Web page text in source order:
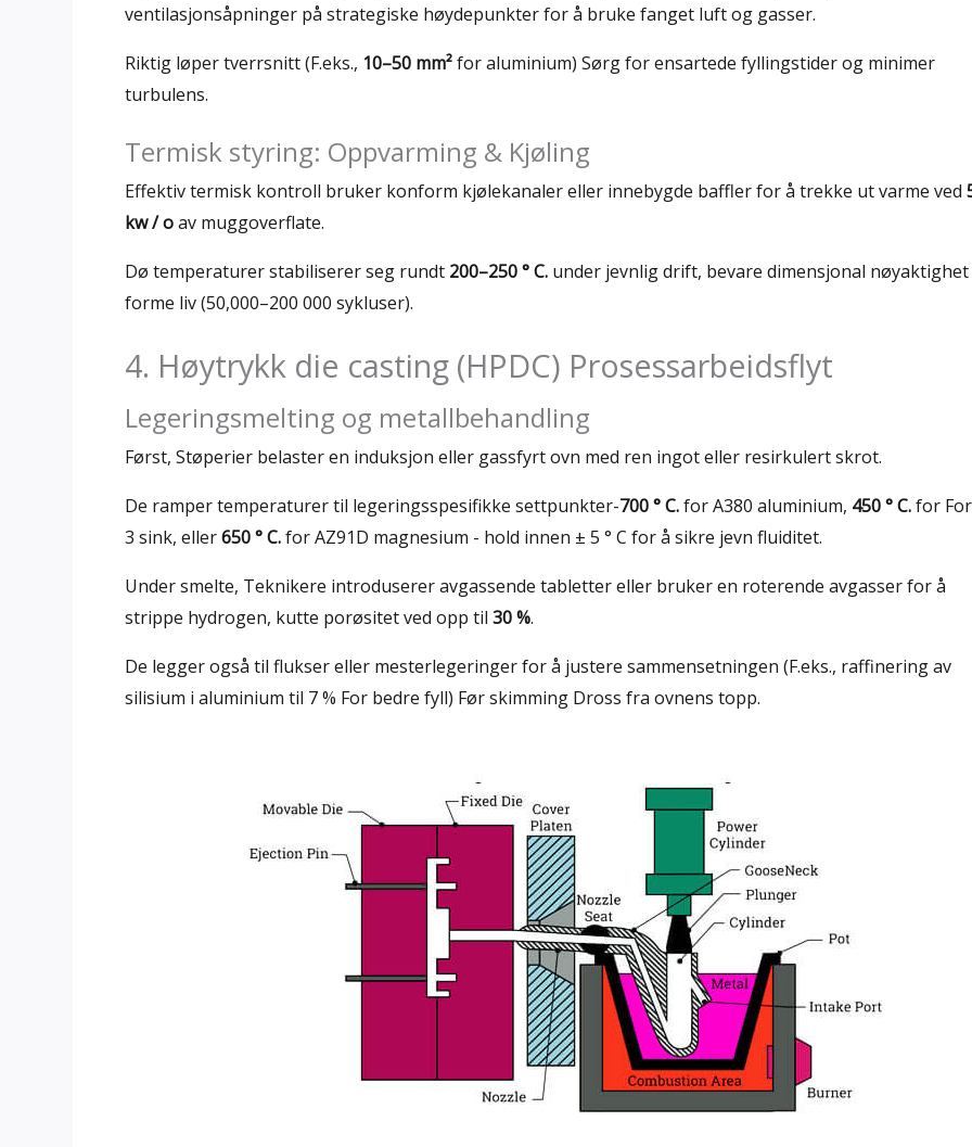
ventilasjonsåpninger på strategiske høydepunkter for å bruke fanget luft og gasser.
Riktig løper tverrsnitt (F.eks., 10–50 mm²for aluminium) Sørg for ensartede fyllingstider og minimer
turbulens.
Termisk styring: Oppvarming & Kjøling
Effektiv termisk kontroll bruker konform kjølekanaler eller innebygde baffler for å trekke ut varme ved
kw / oav muggoverflate.
Dø temperaturer stabiliserer seg rundt 200–250 ° C. under jevnlig drift, bevare dimensjonal
forme liv (50,000–200 000 sykluser).
4. Høytrykk die casting (HPDC) Prosessarbeidsflyt
Legeringsmelting og metallbehandling
Først, Støperier belaster en induksjon eller gassfyrt ovn med ren ingot eller resirkulert skrot.
De ramper temperaturer til legeringsspesifikke settpunkter-700 ° C.for A380 aluminium, 450 ° C.for
3 sink, eller650 ° C.for AZ91D magnesium - hold innen ± 5 ° C for å sikre jevn fluiditet.
Under smelte, Teknikere introduserer avgassende tabletter eller bruker en roterende avgasser for å
strippe hydrogen, kutte porøsitet ved opp til 30 %.
De legger også til flukser eller mesterlegeringer for å justere sammensetningen (F.eks., raffinering av
silisium i aluminium til 7 % For bedre fyll) Før skimming Dross fra ovnens topp.